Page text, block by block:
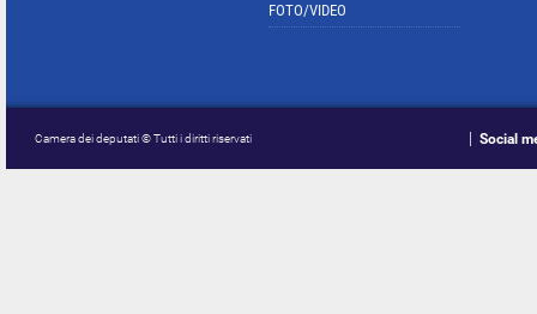
FOTO/VIDEO
Camera dei deputati © Tutti i diritti riservati Social